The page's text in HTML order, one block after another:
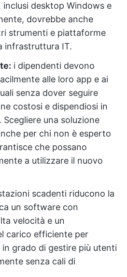
inclusi desktop Windows e
dovrebbe anche
strumenti e piattaforme
infrastruttura IT.
i dipendenti devono
alle loro app e ai
senza dover seguire
costosi e dispendiosi in
una soluzione
per chi non è esperto
che possano
a utilizzare il nuovo
scadenti riducono la
un software con
velocità e un
carico efficiente per
grado di gestire più utenti
senza cali di